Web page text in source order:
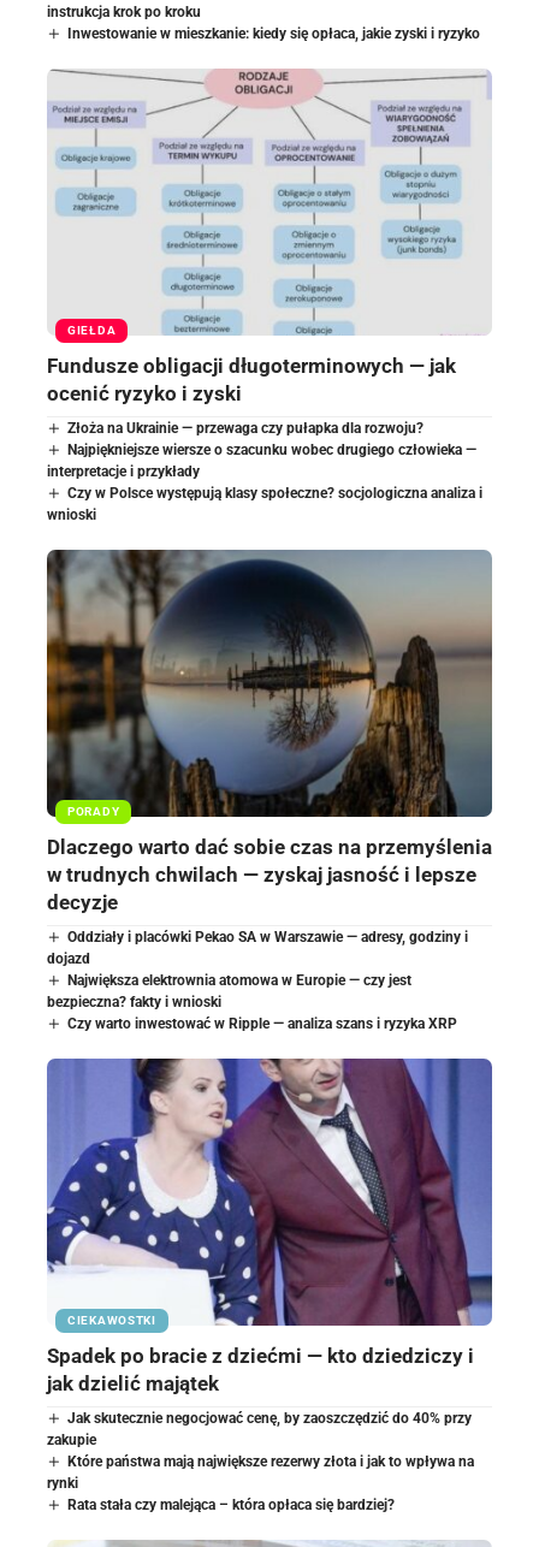
instrukcja krok po kroku
Inwestowanie w mieszkanie: kiedy się opłaca, jakie zyski i ryzyko
GIEŁDA
Fundusze obligacji długoterminowych — jak
ocenić ryzyko i zyski
Złoża na Ukrainie — przewaga czy pułapka dla rozwoju?
Najpiękniejsze wiersze o szacunku wobec drugiego człowieka —
interpretacje i przykłady
Czy w Polsce występują klasy społeczne? socjologiczna analiza i
wnioski
PORADY
Dlaczego warto dać sobie czas na przemyślenia
w trudnych chwilach — zyskaj jasność i lepsze
decyzje
Oddziały i placówki Pekao SA w Warszawie — adresy, godziny i
dojazd
Największa elektrownia atomowa w Europie — czy jest
bezpieczna? fakty i wnioski
Czy warto inwestować w Ripple — analiza szans i ryzyka XRP
CIEKAWOSTKI
Spadek po bracie z dziećmi — kto dziedziczy i
jak dzielić majątek
Jak skutecznie negocjować cenę, by zaoszczędzić do 40% przy
zakupie
Które państwa mają największe rezerwy złota i jak to wpływa na
rynki
Rata stała czy malejąca – która opłaca się bardziej?